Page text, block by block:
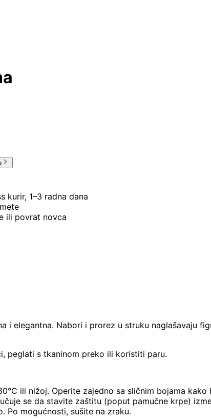
kurir, 1–3 radna dana
ili povrat novca
i elegantna. Nabori i prorez u struku naglašavaju
peglati s tkaninom preko ili koristiti paru.
ili nižoj. Operite zajedno sa sličnim bojama
se da stavite zaštitu (poput pamučne krpe)
Po mogućnosti, sušite na zraku.